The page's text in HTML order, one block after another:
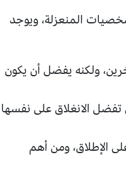
المنعزلة، ويوجد
ولكنه يفضل أن يكون
الانغلاق على نفسها
الإطلاق، ومن أهم